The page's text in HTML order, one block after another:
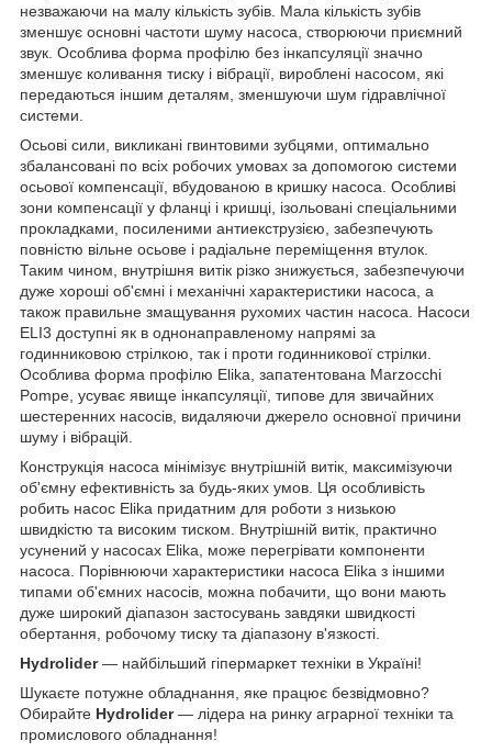
незважаючи на малу кількість зубів. Мала кількість зубів
зменшує основні частоти шуму насоса, створюючи приємний
звук. Особлива форма профілю без інкапсуляції значно
зменшує коливання тиску і вібрації, вироблені насосом, які
передаються іншим деталям, зменшуючи шум гідравлічної
системи.
Осьові сили, викликані гвинтовими зубцями, оптимально
збалансовані по всіх робочих умовах за допомогою системи
осьової компенсації, вбудованою в кришку насоса. Особливі
зони компенсації у фланці і кришці, ізольовані спеціальними
прокладками, посиленими антиекструзією, забезпечують
повністю вільне осьове і радіальне переміщення втулок.
Таким чином, внутрішня витік різко знижується, забезпечуючи
дуже хороші об'ємні і механічні характеристики насоса, а
також правильне змащування рухомих частин насоса. Насоси
ELI3 доступні як в однонаправленому напрямі за
годинниковою стрілкою, так і проти годинникової стрілки.
Особлива форма профілю Elika, запатентована Marzocchi
Pompe, усуває явище інкапсуляції, типове для звичайних
шестеренних насосів, видаляючи джерело основної причини
шуму і вібрацій.
Конструкція насоса мінімізує внутрішній витік, максимізуючи
об'ємну ефективність за будь-яких умов. Ця особливість
робить насос Elika придатним для роботи з низькою
швидкістю та високим тиском. Внутрішній витік, практично
усунений у насосах Elika, може перегрівати компоненти
насоса. Порівнюючи характеристики насоса Elika з іншими
типами об'ємних насосів, можна побачити, що вони мають
дуже широкий діапазон застосувань завдяки швидкості
обертання, робочому тиску та діапазону в'язкості.
Hydrolider— найбільший гіпермаркет техніки в Україні!
Шукаєте потужне обладнання, яке працює безвідмовно?
Обирайте Hydrolider— лідера на ринку аграрної техніки та
промислового обладнання!